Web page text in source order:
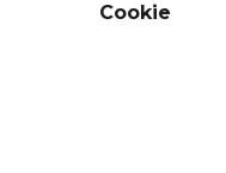
Cookie